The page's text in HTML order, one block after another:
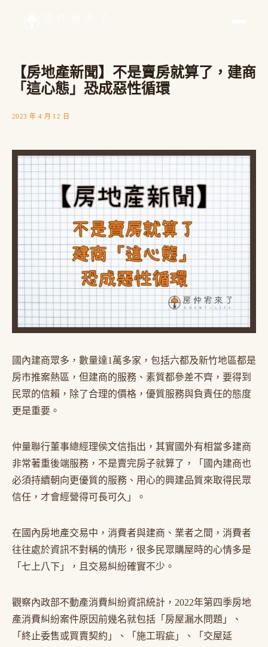
【房地產新聞】不是賣房就算了，建商
「這心態」恐成惡性循環
2023 年 4 月 12 日
國內建商眾多，數量達1萬多家，包括六都及新竹地區都是
房市推案熱區，但建商的服務、素質都參差不齊，要得到
民眾的信賴，除了合理的價格，優質服務與負責任的態度
更是重要。
仲量聯行董事總經理侯文信指出，其實國外有相當多建商
非常著重後端服務，不是賣完房子就算了，「國內建商也
必須持續朝向更優質的服務、用心的興建品質來取得民眾
信任，才會經營得可長可久」。
在國內房地產交易中，消費者與建商、業者之間，消費者
往往處於資訊不對稱的情形，很多民眾購屋時的心情多是
「七上八下」，且交易糾紛確實不少。
觀察內政部不動產消費糾紛資訊統計，2022年第四季房地
產消費糾紛案件原因前幾名就包括「房屋漏水問題」、
「終止委售或買賣契約」、「施工瑕疵」、「交屋延